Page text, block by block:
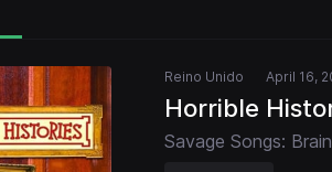
Reino Unido April 16,
Horrible
Savage Songs: